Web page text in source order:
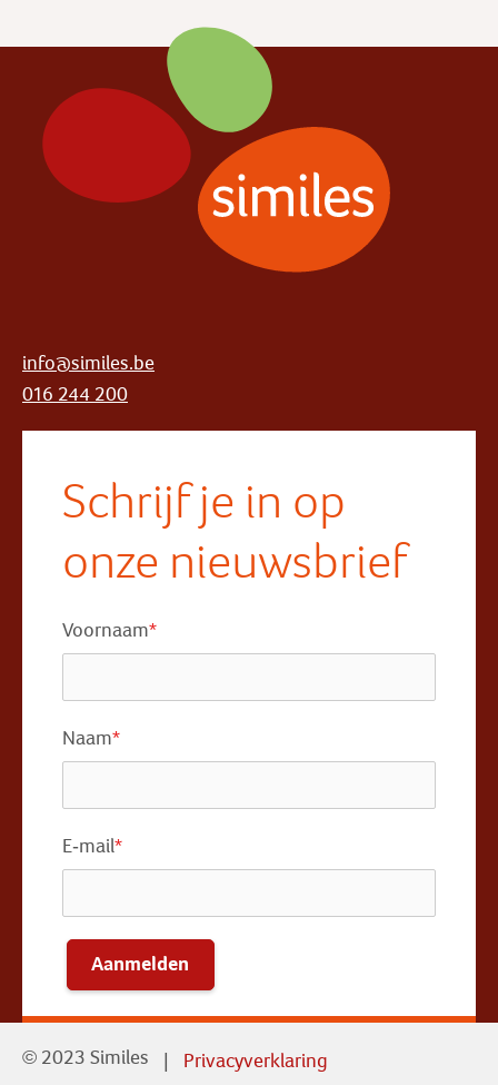
info@similes.be
016 244 200
Schrijf je in op
onze nieuwsbrief
Voornaam*
Naam*
E-mail*
Aanmelden
© 2023 Similes Privacyverklaring